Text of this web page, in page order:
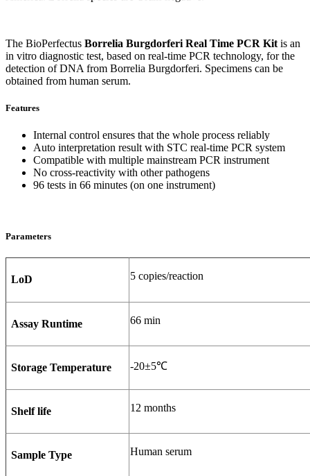
The BioPerfectus Borrelia Burgdorferi Real Time PCR Kit is an
in vitro diagnostic test, based on real-time PCR technology, for the
detection of DNA from Borrelia Burgdorferi. Specimens can be
obtained from human serum.
Features
Internal control ensures that the whole process reliably
Auto interpretation result with STC real-time PCR system
Compatible with multiple mainstream PCR instrument
No cross-reactivity with other pathogens
96 tests in 66 minutes (on one instrument)
Parameters
LoD 5 copies/reaction
Assay Runtime 66 min
Storage Temperature -20±5℃
Shelf life 12 months
Sample Type Human serum